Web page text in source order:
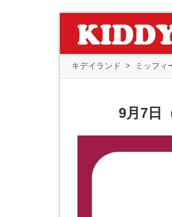
キデイランド > ミッフィ
9月7日